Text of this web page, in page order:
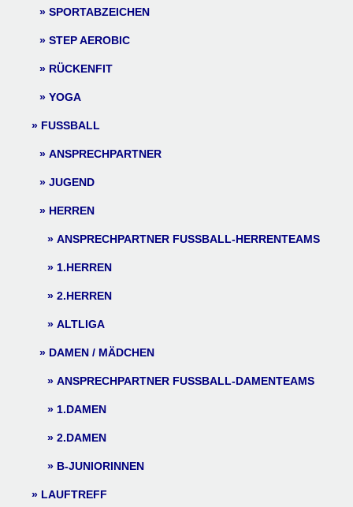
SPORTABZEICHEN
STEP AEROBIC
RÜCKENFIT
YOGA
FUSSBALL
ANSPRECHPARTNER
JUGEND
HERREN
ANSPRECHPARTNER FUSSBALL-HERRENTEAMS
1.HERREN
2.HERREN
ALTLIGA
DAMEN / MÄDCHEN
ANSPRECHPARTNER FUSSBALL-DAMENTEAMS
1.DAMEN
2.DAMEN
B-JUNIORINNEN
LAUFTREFF